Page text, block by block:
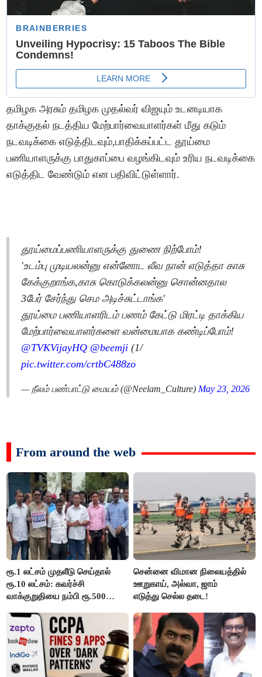
தமிழக அரசும் தமிழக முதல்வர் விஜயும் உடனடியாக
தாக்குதல் நடத்திய மேற்பார்வையாளர்கள் மீது கடும்
நடவடிக்கை எடுத்திடவும்,பாதிக்கப்பட்ட தூய்மை
பணியாளருக்கு பாதுகாப்பை வழங்கிடவும் உரிய நடவடிக்கை
எடுத்திட வேண்டும் என பதிவிட்டுள்ளார்.
தூய்மைப்பணியாளருக்கு துணை நிற்போம்!
'உடம்பு முடியலன்னு என்னோட லீவ நான் எடுத்தா காசு
கேக்குறாங்க,காசு கொடுக்கலன்னு சொன்னதால
3பேர் சேர்ந்து செம அடிச்சுட்டாங்க'
தூய்மை பணியாளரிடம் பணம் கேட்டு மிரட்டி தாக்கிய
மேற்பார்வையாளர்களை வன்மையாக கண்டிப்போம்!
@TVKVijayHQ @beemji (1/
pic.twitter.com/crtbC488zo
— நீலம் பண்பாட்டு மையம் (@Neelam_Culture) May 23, 2026
From around the web
ரூ.1 லட்சம் முதலீடு செய்தால்
ரூ.10 லட்சம்: கவர்ச்சி
வாக்குறுதியை நம்பி ரூ.500
மக்கள்!
சென்னை விமான நிலையத்தில்
ஊறுகாய், அல்வா, ஜாம்
எடுத்து செல்ல தடை!